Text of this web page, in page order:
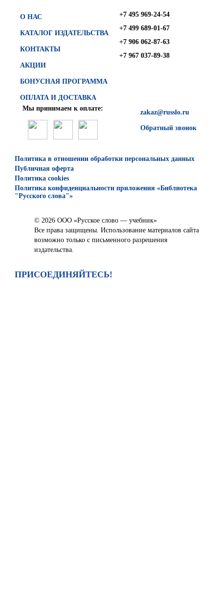
О НАС
КАТАЛОГ ИЗДАТЕЛЬСТВА
КОНТАКТЫ
АКЦИИ
БОНУСНАЯ ПРОГРАММА
ОПЛАТА И ДОСТАВКА
+7 495 969-24-54
+7 499 689-01-67
+7 906 062-87-63
+7 967 037-89-38
zakaz@russlo.ru
Обратный звонок
Мы принимаем к оплате:
Политика в отношении обработки персональных данных
Публичная оферта
Политика cookies
Политика конфиденциальности приложения «Библиотека
"Русского слова"»
© 2026 ООО «Русское слово — учебник»
Все права защищены. Использование материалов сайта
возможно только с письменного разрешения
издательства.
ПРИСОЕДИНЯЙТЕСЬ!